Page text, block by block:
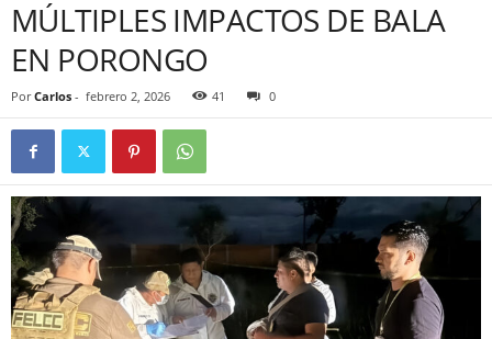
MÚLTIPLES IMPACTOS DE BALA
EN PORONGO
Por Carlos - febrero 2, 2026 41 0